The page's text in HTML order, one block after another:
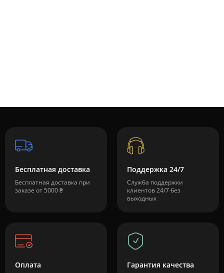
Бесплатная доставка
Бесплатная доставка при
заказе от 5000 ₴
Поддержка 24/7
Служба поддержки
клиентов 24/7 без
выходных
Оплата Гарантия качества